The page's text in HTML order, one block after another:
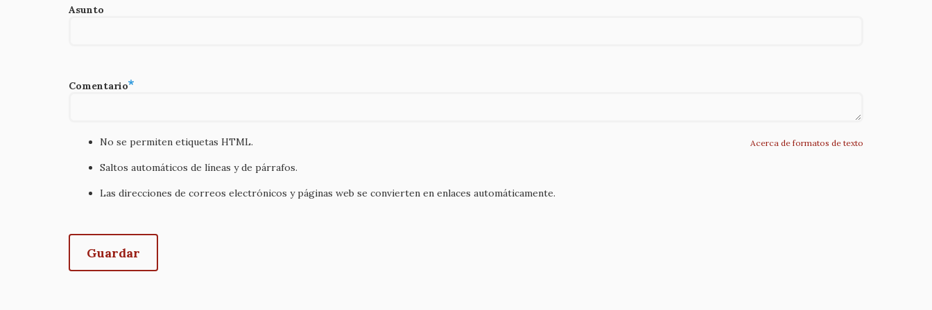
Asunto
Comentario
Acerca de formatos de texto
No se permiten etiquetas HTML.
Saltos automáticos de líneas y de párrafos.
Las direcciones de correos electrónicos y páginas web se convierten en enlaces automáticamente.